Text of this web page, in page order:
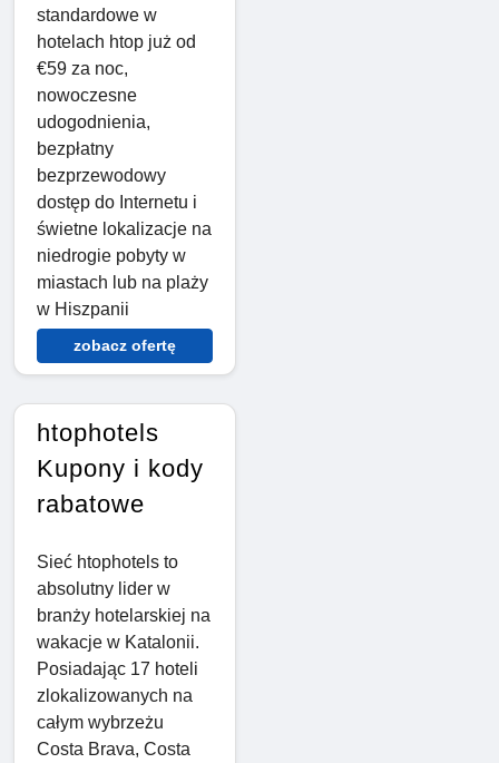
standardowe w
hotelach htop już od
€59 za noc,
nowoczesne
udogodnienia,
bezpłatny
bezprzewodowy
dostęp do Internetu i
świetne lokalizacje na
niedrogie pobyty w
miastach lub na plaży
w Hiszpanii
zobacz ofertę
htophotels
Kupony i kody
rabatowe
Sieć htophotels to
absolutny lider w
branży hotelarskiej na
wakacje w Katalonii.
Posiadając 17 hoteli
zlokalizowanych na
całym wybrzeżu
Costa Brava, Costa